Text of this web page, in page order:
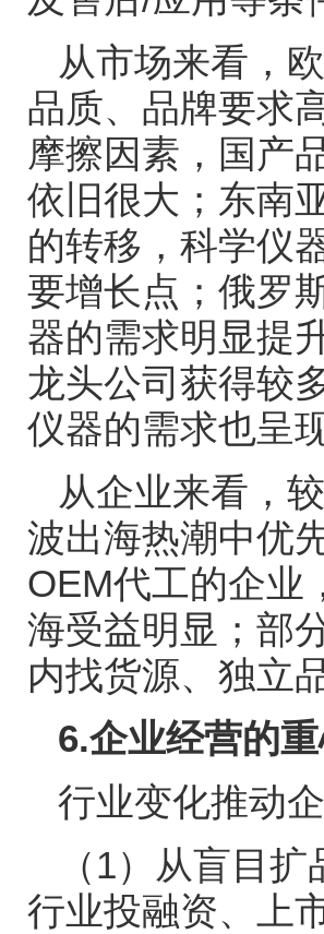
从市场来看，
品质、品牌要求
摩擦因素，国产
依旧很大；东南
的转移，科学仪
要增长点；俄罗
器的需求明显提
龙头公司获得较
仪器的需求也呈
从企业来看，
波出海热潮中优
OEM代工的企业
海受益明显；部
内找货源、独立
6.企业经营的
行业变化推动
（1）从盲目扩
行业投融资、上